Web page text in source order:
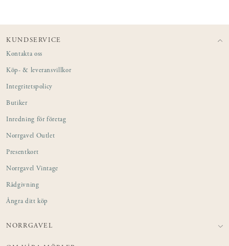
KUNDSERVICE
Kontakta oss
Köp- & leveransvillkor
Integritetspolicy
Butiker
Inredning för företag
Norrgavel Outlet
Presentkort
Norrgavel Vintage
Rådgivning
Ångra ditt köp
NORRGAVEL